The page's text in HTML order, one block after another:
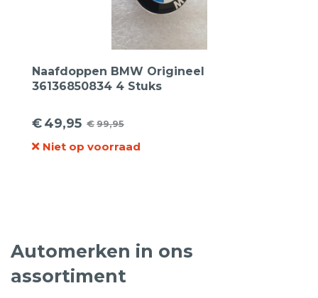
Naafdoppen BMW Origineel
36136850834 4 Stuks
€99,95
Oorspronkelijke
prijs
€49,95
Huidige
prijs
Niet op voorraad
Automerken in ons
assortiment